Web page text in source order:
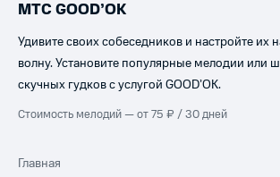
МТС GOOD’OK
Удивите своих собеседников и настройте их
волну. Установите популярные мелодии или
скучных гудков с услугой GOOD’OK.
Стоимость мелодий — от 75 ₽ / 30 дней
Главная